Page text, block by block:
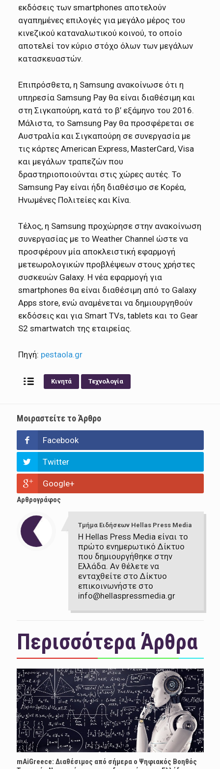
εκδόσεις των smartphones αποτελούν
αγαπημένες επιλογές για μεγάλο μέρος του
κινεζικού καταναλωτικού κοινού, το οποίο
αποτελεί τον κύριο στόχο όλων των μεγάλων
κατασκευαστών.
Επιπρόσθετα, η Samsung ανακοίνωσε ότι η
υπηρεσία Samsung Pay θα είναι διαθέσιμη και
στη Σιγκαπούρη, κατά το β’ εξάμηνο του 2016.
Μάλιστα, το Samsung Pay θα προσφέρεται σε
Αυστραλία και Σιγκαπούρη σε συνεργασία με
τις κάρτες American Express, MasterCard, Visa
και μεγάλων τραπεζών που
δραστηριοποιούνται στις χώρες αυτές. Το
Samsung Pay είναι ήδη διαθέσιμο σε Κορέα,
Ηνωμένες Πολιτείες και Κίνα.
Τέλος, η Samsung προχώρησε στην ανακοίνωση
συνεργασίας με το Weather Channel ώστε να
προσφέρουν μία αποκλειστική εφαρμογή
μετεωρολογικών προβλέψεων στους χρήστες
συσκευών Galaxy. Η νέα εφαρμογή για
smartphones θα είναι διαθέσιμη από το Galaxy
Apps store, ενώ αναμένεται να δημιουργηθούν
εκδόσεις και για Smart TVs, tablets και το Gear
S2 smartwatch της εταιρείας.
Πηγή: pestaola.gr
Κινητά Τεχνολογία
Μοιραστείτε το Άρθρο
Facebook
Twitter
Google+
Αρθρογράφος
Τμήμα Ειδήσεων Hellas Press Media
Η Hellas Press Media είναι το
πρώτο ενημερωτικό Δίκτυο
που δημιουργήθηκε στην
Ελλάδα. Αν θέλετε να
ενταχθείτε στο Δίκτυο
επικοινωνήστε στο
info@hellaspressmedia.gr
Περισσότερα Άρθρα
mAiGreece: Διαθέσιμος από σήμερα ο Ψηφιακός Βοηθός